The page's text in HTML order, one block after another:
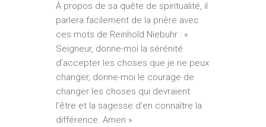
À propos de sa quête de spiritualité, il
parlera facilement de la prière avec
ces mots de Reinhold Niebuhr : «
Seigneur, donne-moi la sérénité
d’accepter les choses que je ne peux
changer, donne-moi le courage de
changer les choses qui devraient
l’être et la sagesse d’en connaître la
différence. Amen »